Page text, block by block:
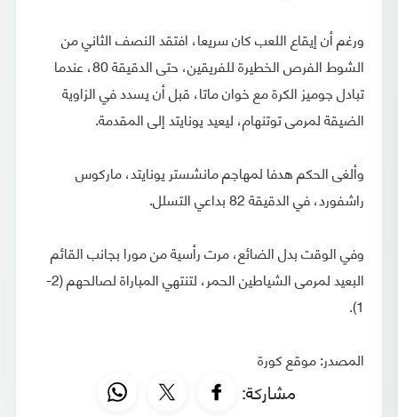
ورغم أن إيقاع اللعب كان سريعا، افتقد النصف الثاني من
الشوط الفرص الخطيرة للفريقين، حتى الدقيقة 80، عندما
تبادل جوميز الكرة مع خوان ماتا، قبل أن يسدد في الزاوية
الضيقة لمرمى توتنهام، ليعيد يونايتد إلى المقدمة.
وألغى الحكم هدفا لمهاجم مانشستر يونايتد، ماركوس
راشفورد، في الدقيقة 82 بداعي التسلل.
وفي الوقت بدل الضائع، مرت رأسية من مورا بجانب القائم
البعيد لمرمى الشياطين الحمر، لتنتهي المباراة لصالحهم (2-
1).
المصدر: موقع كورة
مشاركة: